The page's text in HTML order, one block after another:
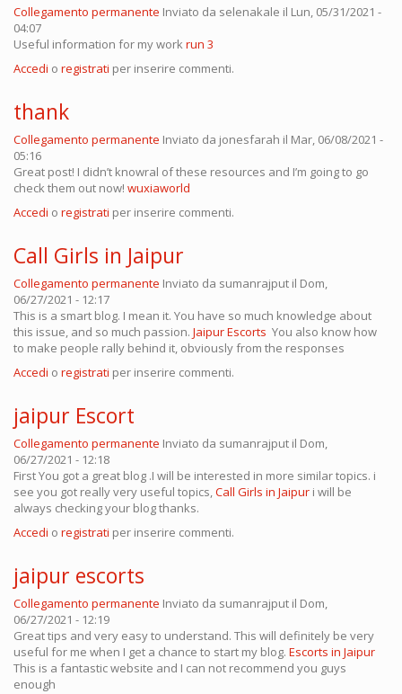
Collegamento permanente Inviato da selenakale il Lun, 05/31/2021 -
04:07
Useful information for my workrun 3
Accedi o registrati per inserire commenti.
thank
Collegamento permanente Inviato da jonesfarah il Mar, 06/08/2021 -
05:16
Great post! I didn’t knowral of these resources and I’m going to go
check them out now! wuxiaworld
Accedi o registrati per inserire commenti.
Call Girls in Jaipur
Collegamento permanente Inviato da sumanrajput il Dom,
06/27/2021 - 12:17
This is a smart blog. I mean it. You have so much knowledge about
this issue, and so much passion. Jaipur Escorts You also know how
to make people rally behind it, obviously from the responses
Accedi o registrati per inserire commenti.
jaipur Escort
Collegamento permanente Inviato da sumanrajput il Dom,
06/27/2021 - 12:18
First You got a great blog .I will be interested in more similar topics. i
see you got really very useful topics,Call Girls in Jaipur i will be
always checking your blog thanks.
Accedi o registrati per inserire commenti.
jaipur escorts
Collegamento permanente Inviato da sumanrajput il Dom,
06/27/2021 - 12:19
Great tips and very easy to understand. This will definitely be very
useful for me when I get a chance to start my blog. Escorts in Jaipur
This is a fantastic website and I can not recommend you guys
enough